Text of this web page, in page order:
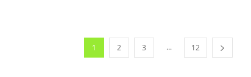
1 2 3 ... 12